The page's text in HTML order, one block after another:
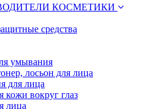
КОСМЕТИКИ
средства
умывания
лосьон для лица
для лица
кожи вокруг глаз
лица